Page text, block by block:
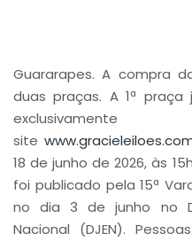
Guararapes. A compra
duas praças. A 1ª
site
18 de junho de 2026, às
foi publicado pela 15ª
no dia 3 de junho no
Nacional (DJEN).